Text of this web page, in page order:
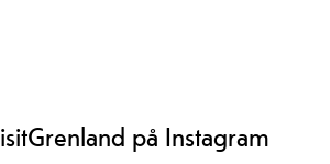
på Instagram